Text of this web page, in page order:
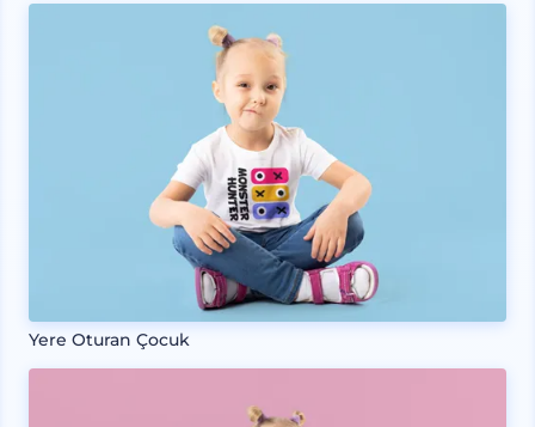
Yere Oturan Çocuk